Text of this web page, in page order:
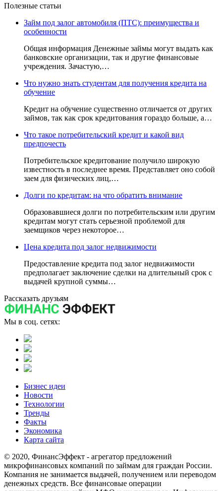
Полезные статьи
Займ под залог автомобиля (ПТС): преимущества и
особенности
Общая информация Денежные займы могут выдать как
банковские организации, так и другие финансовые
учреждения. Зачастую,…
Что нужно знать студентам для получения кредита на
обучение
Кредит на обучение существенно отличается от других
займов, так как срок кредитования гораздо больше, а…
Что такое потребительский кредит и какой вид
предпочесть
Потребительское кредитование получило широкую
известность в последнее время. Представляет оно собой
заем для физических лиц,…
Долги по кредитам: на что обратить внимание
Образовавшиеся долги по потребительским или другим
кредитам могут стать серьезной проблемой для
заемщиков через некоторое…
Цена кредита под залог недвижимости
Предоставление кредита под залог недвижимости
предполагает заключение сделки на длительный срок с
выдачей крупной суммы…
Рассказать друзьям
Мы в соц. сетях:
Бизнес идеи
Новости
Технологии
Тренды
Факты
Экономика
Карта сайта
© 2020, ФинансЭффект - агрегатор предложений
микрофинансовых компаний по займам для граждан России.
Компания не занимается выдачей, получением или переводом
денежных средств. Все финансовые операции